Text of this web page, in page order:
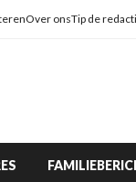
Over onsTip de